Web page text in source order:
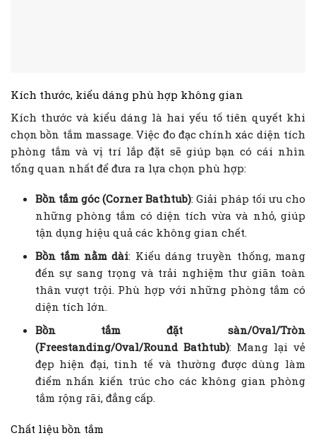
Kích thước, kiểu dáng phù hợp không gian
Kích thước và kiểu dáng là hai yếu tố tiên quyết khi
chọn bồn tắm massage. Việc đo đạc chính xác diện tích
phòng tắm và vị trí lắp đặt sẽ giúp bạn có cái nhìn
tổng quan nhất để đưa ra lựa chọn phù hợp:
Bồn tắm góc (Corner Bathtub): Giải pháp tối ưu cho
những phòng tắm có diện tích vừa và nhỏ, giúp
tận dụng hiệu quả các không gian chết.
Bồn tắm nằm dài: Kiểu dáng truyền thống, mang
đến sự sang trọng và trải nghiệm thư giãn toàn
thân vượt trội. Phù hợp với những phòng tắm có
diện tích lớn.
Bồn tắm đặt sàn/Oval/Tròn
(Freestanding/Oval/Round Bathtub): Mang lại vẻ
đẹp hiện đại, tinh tế và thường được dùng làm
điểm nhấn kiến trúc cho các không gian phòng
tắm rộng rãi, đẳng cấp.
Chất liệu bồn tắm